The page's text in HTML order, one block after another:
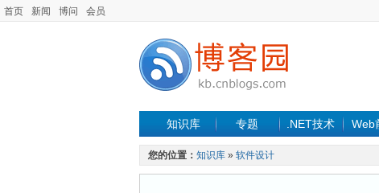
首页 新闻 博问 会员
知识库 专题 .NET技术 Web
您的位置： 知识库 » 软件设计